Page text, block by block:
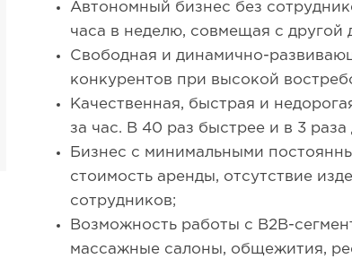
Автономный бизнес без
часа в неделю, совмещая с другой
Свободная и динамично-
конкурентов при высокой
Качественная, быстрая и
за час. В 40 раз быстрее и в 3
Бизнес с минимальными
стоимость аренды, отсутствие
сотрудников;
Возможность работы с B2B-
массажные салоны, общежития,